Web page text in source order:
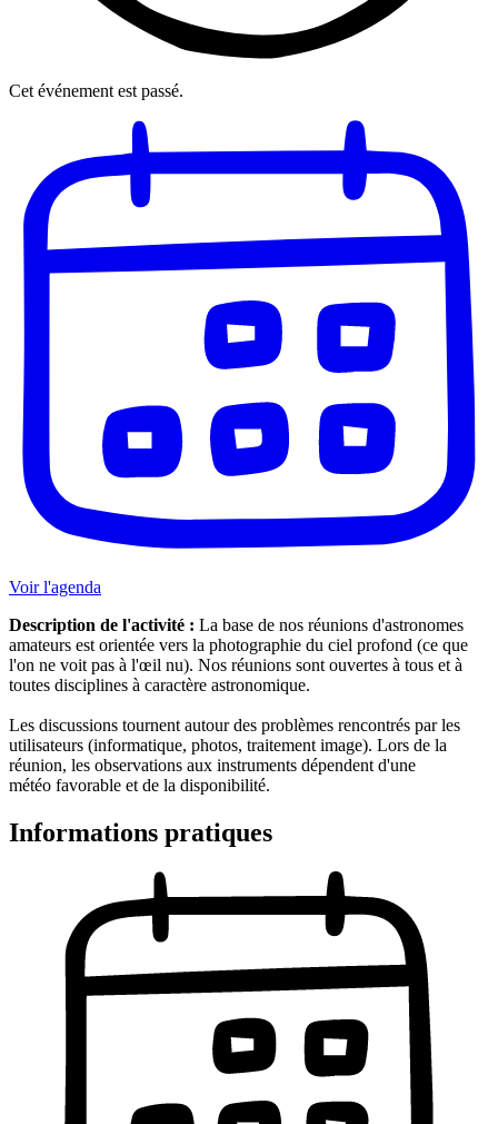
Cet événement est passé.
Voir l'agenda
Description de l'activité : La base de nos réunions d'astronomes
amateurs est orientée vers la photographie du ciel profond (ce que
l'on ne voit pas à l'œil nu). Nos réunions sont ouvertes à tous et à
toutes disciplines à caractère astronomique.
Les discussions tournent autour des problèmes rencontrés par les
utilisateurs (informatique, photos, traitement image). Lors de la
réunion, les observations aux instruments dépendent d'une
météo favorable et de la disponibilité.
Informations pratiques